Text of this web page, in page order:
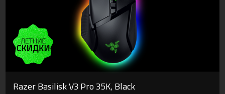
Razer Basilisk V3 Pro 35K, Black